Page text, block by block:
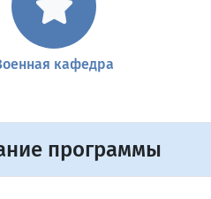
кафедра
программы